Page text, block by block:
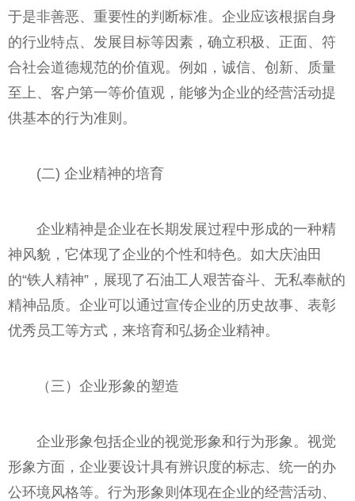
于是非善恶、重要性的判断标准。企业应该根据自身
的行业特点、发展目标等因素，确立积极、正面、符
合社会道德规范的价值观。例如，诚信、创新、质量
至上、客户第一等价值观，能够为企业的经营活动提
供基本的行为准则。
(二) 企业精神的培育
企业精神是企业在长期发展过程中形成的一种精
神风貌，它体现了企业的个性和特色。如大庆油田
的“铁人精神”，展现了石油工人艰苦奋斗、无私奉献的
精神品质。企业可以通过宣传企业的历史故事、表彰
优秀员工等方式，来培育和弘扬企业精神。
（三）企业形象的塑造
企业形象包括企业的视觉形象和行为形象。视觉
形象方面，企业要设计具有辨识度的标志、统一的办
公环境风格等。行为形象则体现在企业的经营活动、